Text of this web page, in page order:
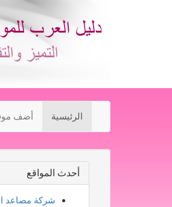
الرئيسية أضف
أحدث المواقع